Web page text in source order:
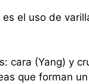
el uso de
cara (Yang) y
que forman